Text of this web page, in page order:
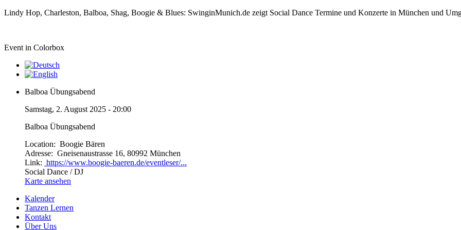
Lindy Hop, Charleston, Balboa, Shag, Boogie & Blues: SwinginMunich.de zeigt Social Dance Termine und Konzerte in München und
Event in Colorbox
Balboa Übungsabend
Samstag, 2. August 2025 - 20:00
Balboa Übungsabend
Location: Boogie Bären
Adresse: Gneisenaustrasse 16, 80992 München
Link: https://www.boogie-baeren.de/eventleser/...
Social Dance / DJ
Karte ansehen
Kalender
Tanzen Lernen
Kontakt
Über Uns